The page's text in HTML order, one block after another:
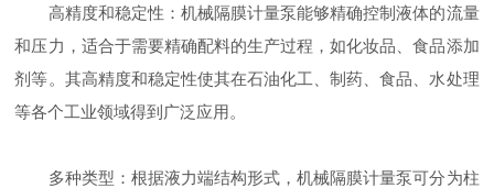
高精度和稳定性：机械隔膜计量泵能够精确控制液体的流量
和压力，适合于需要精确配料的生产过程，如化妆品、食品添加
剂等。其高精度和稳定性使其在石油化工、制药、食品、水处理
等各个工业领域得到广泛应用。
多种类型：根据液力端结构形式，机械隔膜计量泵可分为柱